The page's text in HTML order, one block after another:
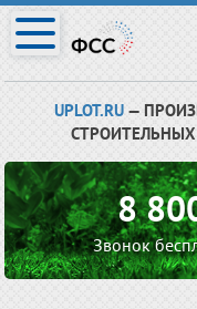
UPLOT.RU —
8
Звонок